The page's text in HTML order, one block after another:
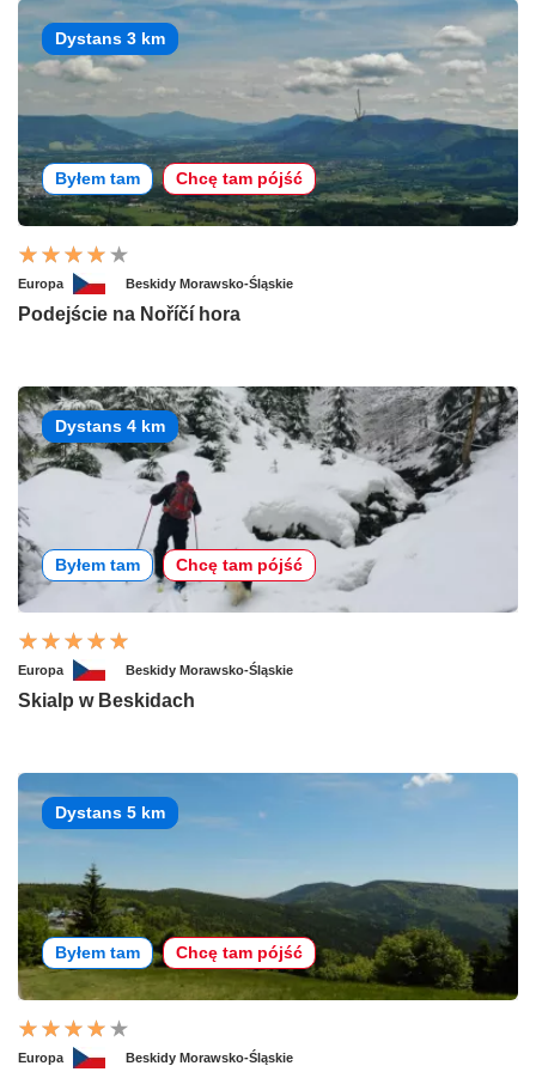
Dystans 3 km
Byłem tam Chcę tam pójść
Europa Beskidy Morawsko-Śląskie
Podejście na Noříčí hora
Dystans 4 km
Byłem tam Chcę tam pójść
Europa Beskidy Morawsko-Śląskie
Skialp w Beskidach
Dystans 5 km
Byłem tam Chcę tam pójść
Europa Beskidy Morawsko-Śląskie